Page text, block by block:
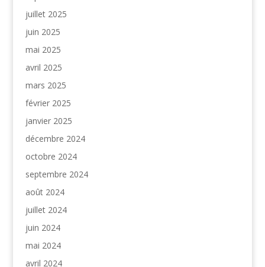
juillet 2025
juin 2025
mai 2025
avril 2025
mars 2025
février 2025
janvier 2025
décembre 2024
octobre 2024
septembre 2024
août 2024
juillet 2024
juin 2024
mai 2024
avril 2024